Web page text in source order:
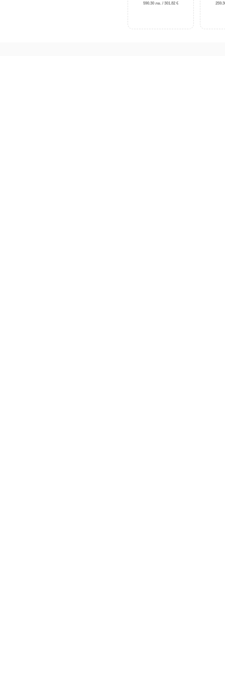
590.30 лв. / 301.82 €